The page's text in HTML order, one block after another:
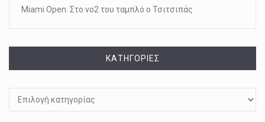
Miami Open: Στο νο2 του ταμπλό ο Τσιτσιπάς
KΑΤΗΓΟΡΊΕΣ